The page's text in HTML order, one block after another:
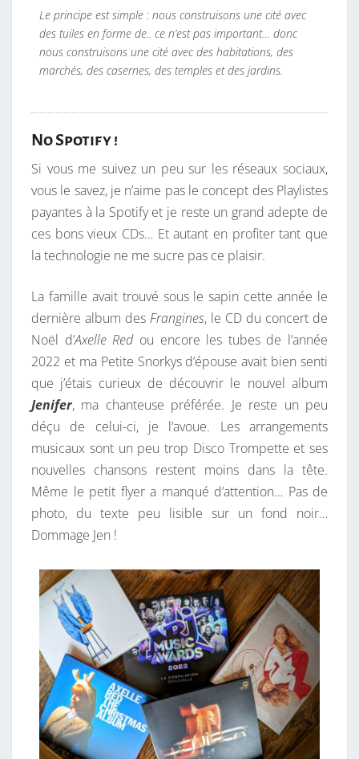
Le principe est simple : nous construisons une cité avec
des tuiles en forme de.. ce n’est pas important… donc
nous construisons une cité avec des habitations, des
marchés, des casernes, des temples et des jardins.
No Spotify !
Si vous me suivez un peu sur les réseaux sociaux,
vous le savez, je n’aime pas le concept des Playlistes
payantes à la Spotify et je reste un grand adepte de
ces bons vieux CDs… Et autant en profiter tant que
la technologie ne me sucre pas ce plaisir.
La famille avait trouvé sous le sapin cette année le
dernière album des Frangines, le CD du concert de
Noël d’Axelle Redou encore les tubes de l’année
2022 et ma Petite Snorkys d’épouse avait bien senti
que j’étais curieux de découvrir le nouvel album
Jenifer, ma chanteuse préférée. Je reste un peu
déçu de celui-ci, je l’avoue. Les arrangements
musicaux sont un peu trop Disco Trompette et ses
nouvelles chansons restent moins dans la tête.
Même le petit flyer a manqué d’attention… Pas de
photo, du texte peu lisible sur un fond noir…
Dommage Jen !